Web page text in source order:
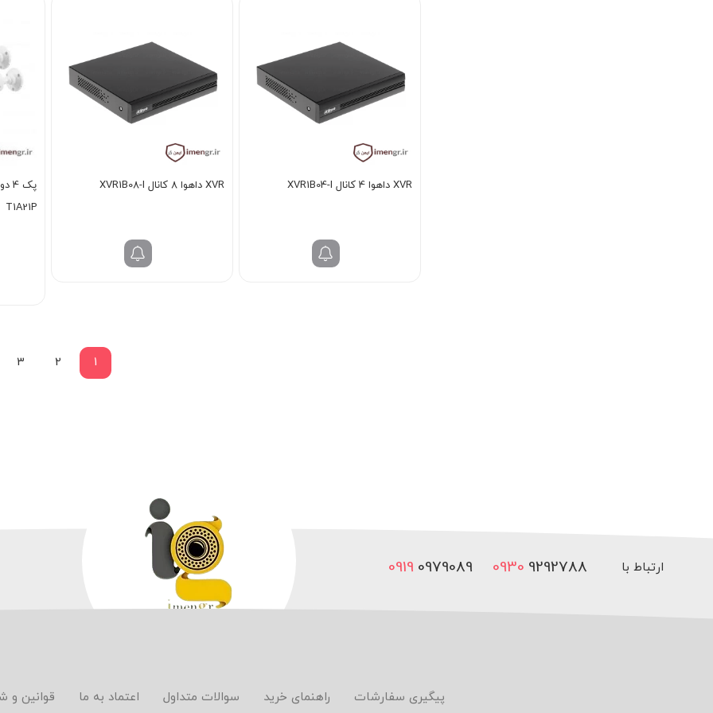
XVR داهوا 4 کانال XVR1B04-I XVR داهوا 8 کانال XVR1B08-I
T1A21P
1
2
3
ارتباط با 0919 0979089 0930 9292788
پیگیری سفارشات راهنمای خرید سوالات متداول اعتماد به ما قوانین و